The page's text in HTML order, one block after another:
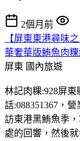
2個月前
【屏東東港尋味
華奢華版鮪魚肉
屏東 國內旅遊
林記肉粿:928屏
話:088351367，
訪東港黑鮪魚季
處的回響，然後